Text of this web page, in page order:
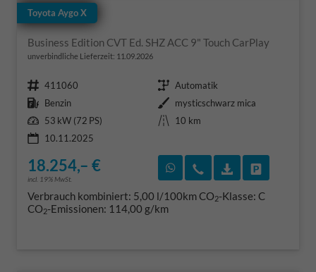
Toyota Aygo X
Business Edition CVT Ed. SHZ ACC 9" Touch CarPlay
unverbindliche Lieferzeit: 11.09.2026
Fahrzeugnr. 411060 Getriebe Automatik
Kraftstoff Benzin Außenfarbe mysticschwarz mica
Leistung 53 kW (72 PS) Kilometerstand
10 km
10.11.2025
18.254,– €
incl. 19% MwSt.
Rückruf vereinbaren
Wir rufen Sie an
Verbrauch kombiniert: 5,00 l/100kmCO2-Klasse: C
CO2-Emissionen: 114,00 g/km